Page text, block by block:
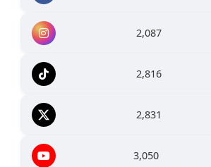
2,087
2,816
2,831
3,050